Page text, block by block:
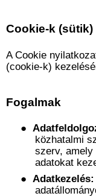
Cookie-k (sütik)
A Cookie
(cookie-k)
Fogalmak
●
közhatalmi
szerv, amely
adatokat
● Adatkezelés: